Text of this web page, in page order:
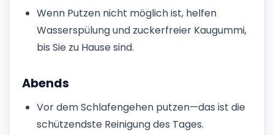
Wenn Putzen nicht möglich ist, helfen
Wasserspülung und zuckerfreier Kaugummi,
bis Sie zu Hause sind.
Abends
Vor dem Schlafengehen putzen—das ist die
schützendste Reinigung des Tages.